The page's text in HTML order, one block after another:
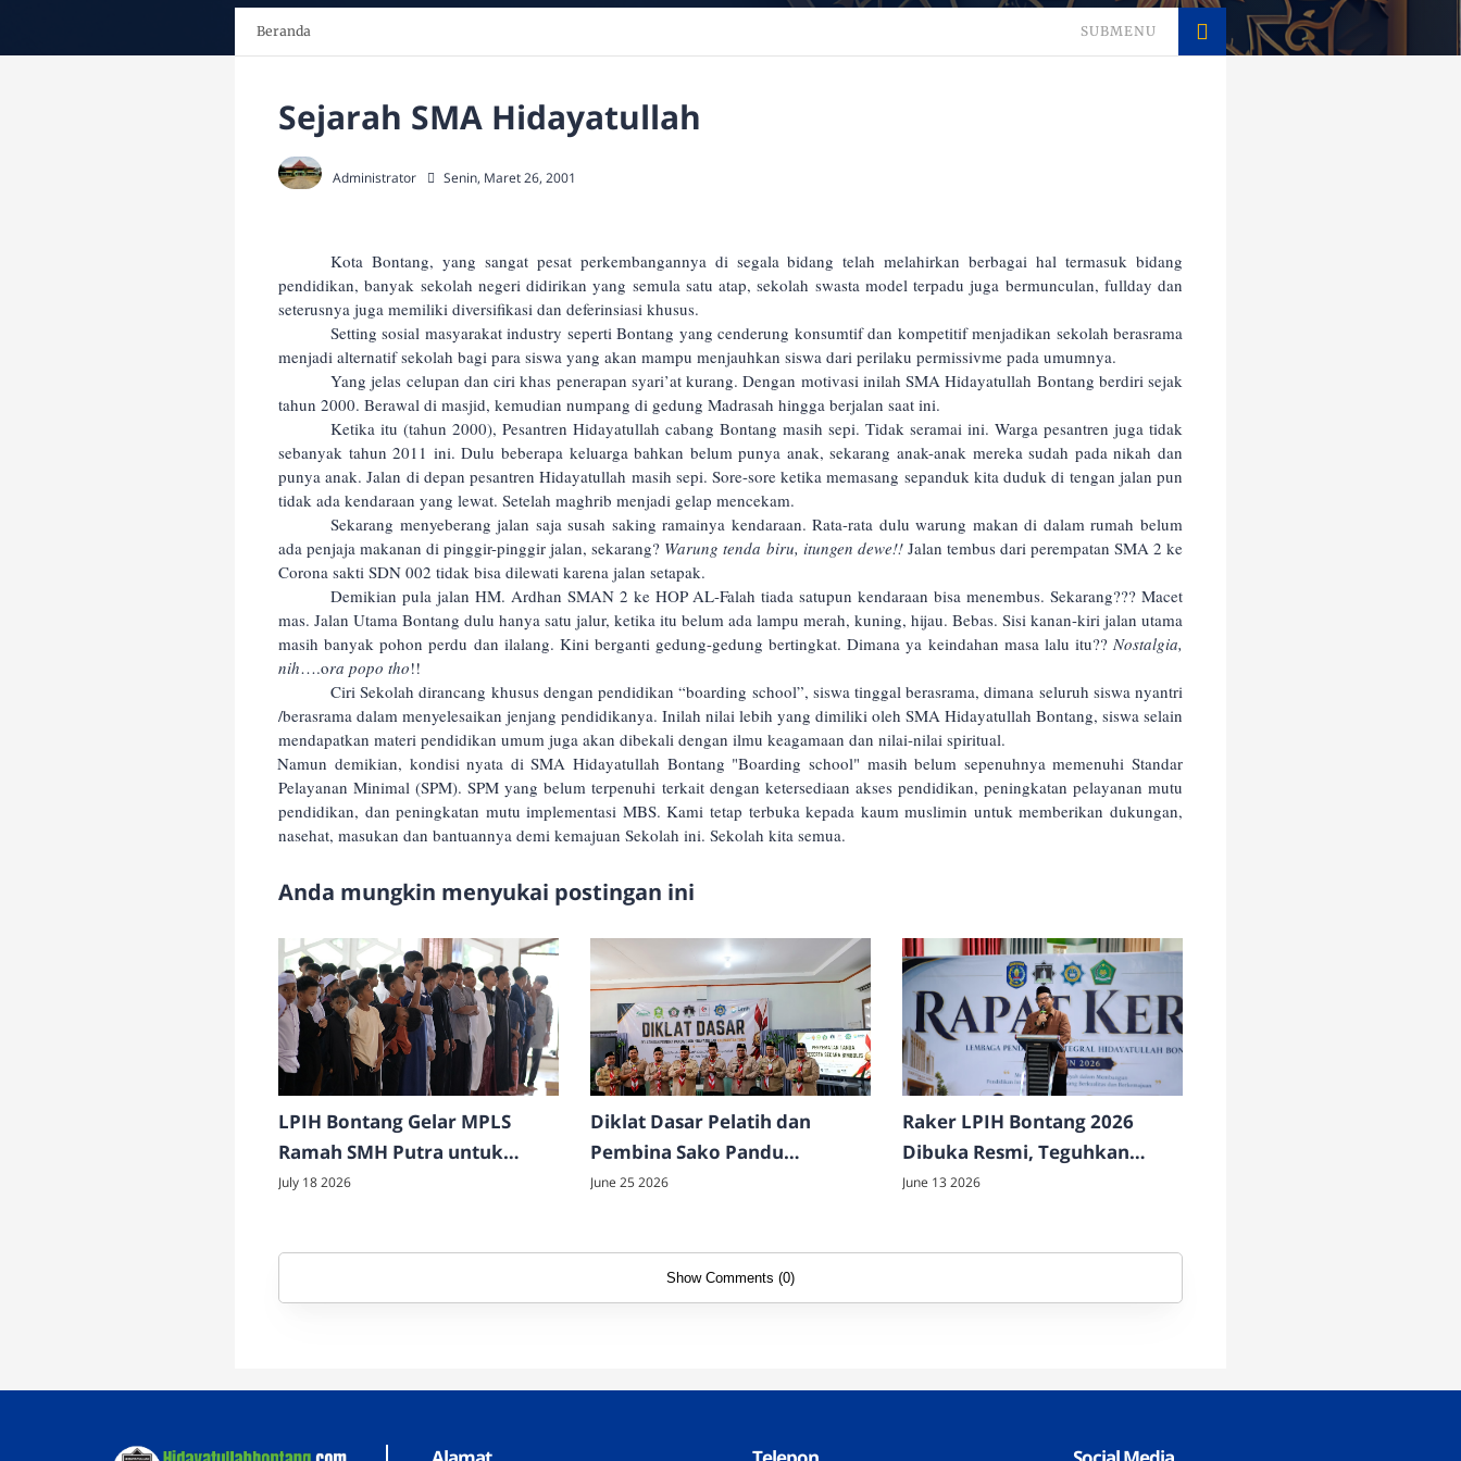
Beranda SUBMENU
Sejarah SMA Hidayatullah
Administrator Senin, Maret 26, 2001
Kota Bontang, yang sangat pesat perkembangannya di segala bidang telah melahirkan berbagai hal termasuk bidang
pendidikan, banyak sekolah negeri didirikan yang semula satu atap, sekolah swasta model terpadu juga bermunculan, fullday dan
seterusnya juga memiliki diversifikasi dan deferinsiasi khusus.
Setting sosial masyarakat industry seperti Bontang yang cenderung konsumtif dan kompetitif menjadikan sekolah berasrama
menjadi alternatif sekolah bagi para siswa yang akan mampu menjauhkan siswa dari perilaku permissivme pada umumnya.
Yang jelas celupan dan ciri khas penerapan syari’at kurang. Dengan motivasi inilah SMA Hidayatullah Bontang berdiri sejak
tahun 2000. Berawal di masjid, kemudian numpang di gedung Madrasah hingga berjalan saat ini.
Ketika itu (tahun 2000), Pesantren Hidayatullah cabang Bontang masih sepi. Tidak seramai ini. Warga pesantren juga tidak
sebanyak tahun 2011 ini. Dulu beberapa keluarga bahkan belum punya anak, sekarang anak-anak mereka sudah pada nikah dan
punya anak. Jalan di depan pesantren Hidayatullah masih sepi. Sore-sore ketika memasang sepanduk kita duduk di tengan jalan pun
tidak ada kendaraan yang lewat. Setelah maghrib menjadi gelap mencekam.
Sekarang menyeberang jalan saja susah saking ramainya kendaraan. Rata-rata dulu warung makan di dalam rumah belum
ada penjaja makanan di pinggir-pinggir jalan, sekarang? Warung tenda biru, itungen dewe!!Jalan tembus dari perempatan SMA 2 ke
Corona sakti SDN 002 tidak bisa dilewati karena jalan setapak.
Demikian pula jalan HM. Ardhan SMAN 2 ke HOP AL-Falah tiada satupun kendaraan bisa menembus. Sekarang??? Macet
mas. Jalan Utama Bontang dulu hanya satu jalur, ketika itu belum ada lampu merah, kuning, hijau. Bebas. Sisi kanan-kiri jalan utama
masih banyak pohon perdu dan ilalang. Kini berganti gedung-gedung bertingkat. Dimana ya keindahan masa lalu itu?? Nostalgia,
nih….ora popo tho!!
Ciri Sekolah dirancang khusus dengan pendidikan “boarding school”, siswa tinggal berasrama, dimana seluruh siswa nyantri
/berasrama dalam menyelesaikan jenjang pendidikanya. Inilah nilai lebih yang dimiliki oleh SMA Hidayatullah Bontang, siswa selain
mendapatkan materi pendidikan umum juga akan dibekali dengan ilmu keagamaan dan nilai-nilai spiritual.
Namun demikian, kondisi nyata di SMA Hidayatullah Bontang "Boarding school" masih belum sepenuhnya memenuhi Standar
Pelayanan Minimal (SPM). SPM yang belum terpenuhi terkait dengan ketersediaan akses pendidikan, peningkatan pelayanan mutu
pendidikan, dan peningkatan mutu implementasi MBS. Kami tetap terbuka kepada kaum muslimin untuk memberikan dukungan,
nasehat, masukan dan bantuannya demi kemajuan Sekolah ini. Sekolah kita semua.
Anda mungkin menyukai postingan ini
LPIH Bontang Gelar MPLS
Ramah SMH Putra untuk
Perkuat Adaptasi dan
July 18 2026
Diklat Dasar Pelatih dan
Pembina Sako Pandu
Hidayatullah Kaltim 2026
June 25 2026
Raker LPIH Bontang 2026
Dibuka Resmi, Teguhkan
Komitmen Bangun Pendidikan
June 13 2026
Show Comments (0)